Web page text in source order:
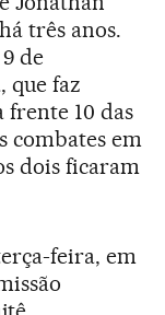
três anos.
de
que faz
frente 10 das
combates em
dois ficaram
feira, em